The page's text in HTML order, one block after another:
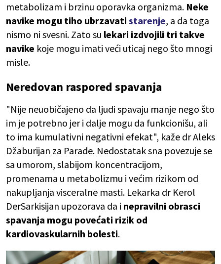
metabolizam i brzinu oporavka organizma. Neke
navike mogu tiho ubrzavati starenje, a da toga
nismo ni svesni. Zato su lekari izdvojili tri takve
navike koje mogu imati veći uticaj nego što mnogi
misle.
Neredovan raspored spavanja
"Nije neuobičajeno da ljudi spavaju manje nego što
im je potrebno jer i dalje mogu da funkcionišu, ali
to ima kumulativni negativni efekat", kaže dr Aleks
Džaburijan za Parade. Nedostatak sna povezuje se
sa umorom, slabijom koncentracijom,
promenama u metabolizmu i većim rizikom od
nakupljanja visceralne masti. Lekarka dr Kerol
DerSarkisijan upozorava da i nepravilni obrasci
spavanja mogu povećati rizik od
kardiovaskularnih bolesti.